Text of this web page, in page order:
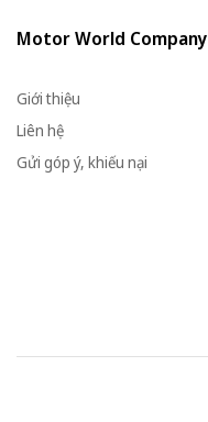
Motor World Company
Giới thiệu
Liên hệ
Gửi góp ý, khiếu nại